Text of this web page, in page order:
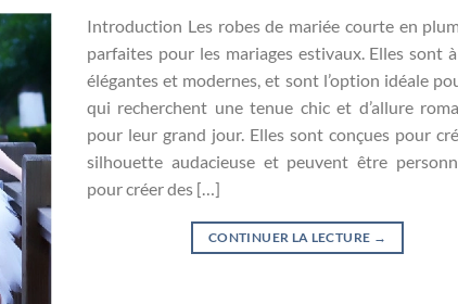
Introduction Les robes de mariée courte en
parfaites pour les mariages estivaux. Elles sont
élégantes et modernes, et sont l’option idéale
qui recherchent une tenue chic et d’allure
pour leur grand jour. Elles sont conçues pour
silhouette audacieuse et peuvent être
pour créer des […]
CONTINUER LA LECTURE →